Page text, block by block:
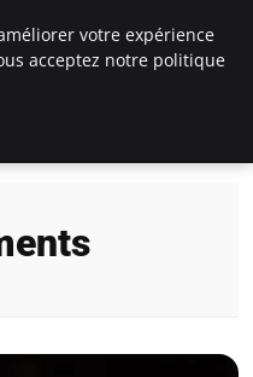
votre expérience
acceptez notre politique